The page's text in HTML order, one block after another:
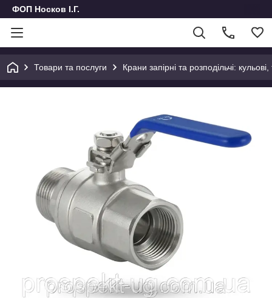
ФОП Носков І.Г.
Товари та послуги Крани запірні та розподільчі: